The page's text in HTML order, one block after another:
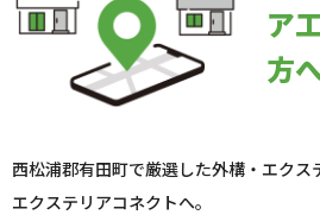
ア
方
西松浦郡有田町で厳選した外構・エクス
エクステリアコネクトへ。